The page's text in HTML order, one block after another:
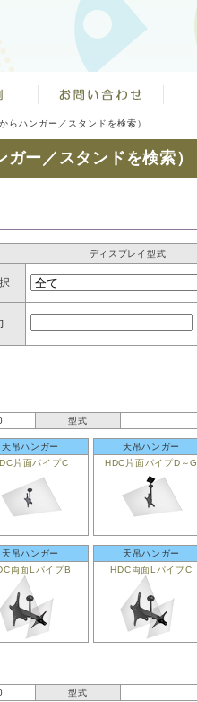
らハンガー／スタンドを検索）
ー／スタンドを検索）
ディスプレイ型式
型式
天吊ハンガー
片面パイプC
天吊ハンガー
HDC片面パイプD～G
天吊ハンガー
両面LパイプB
天吊ハンガー
HDC両面LパイプC
型式